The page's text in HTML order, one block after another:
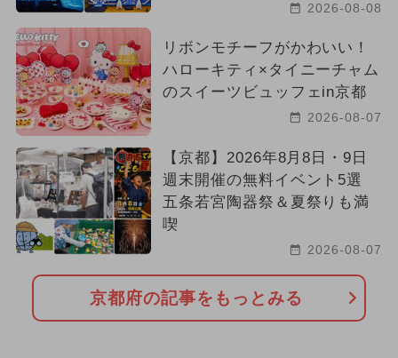
2026-08-08
リボンモチーフがかわいい！
ハローキティ×タイニーチャム
のスイーツビュッフェin京都
2026-08-07
【京都】2026年8月8日・9日
週末開催の無料イベント5選
五条若宮陶器祭＆夏祭りも満
喫
2026-08-07
京都府の記事をもっとみる